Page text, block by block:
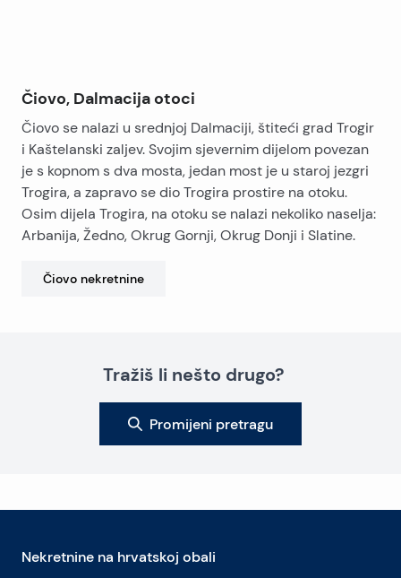
Čiovo, Dalmacija otoci
Čiovo se nalazi u srednjoj Dalmaciji, štiteći grad Trogir
i Kaštelanski zaljev. Svojim sjevernim dijelom povezan
je s kopnom s dva mosta, jedan most je u staroj jezgri
Trogira, a zapravo se dio Trogira prostire na otoku.
Osim dijela Trogira, na otoku se nalazi nekoliko naselja:
Arbanija, Žedno, Okrug Gornji, Okrug Donji i Slatine.
Čiovo nekretnine
Tražiš li nešto drugo?
Promijeni pretragu
Nekretnine na hrvatskoj obali